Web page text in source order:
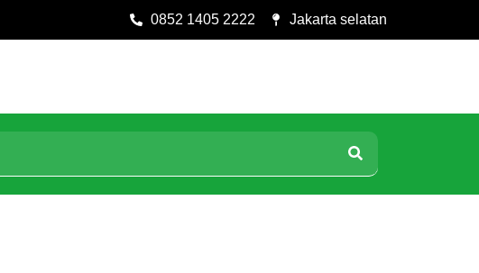
0852 1405 2222 Jakarta selatan